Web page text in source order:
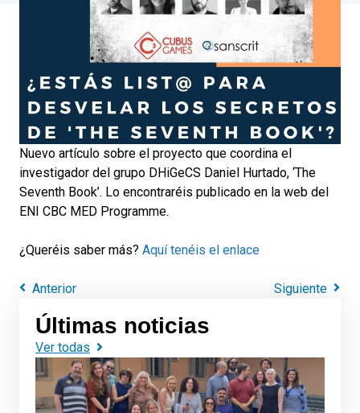
Nuevo artículo sobre el proyecto que coordina el
investigador del grupo DHiGeCS Daniel Hurtado, ‘The
Seventh Book’. Lo encontraréis publicado en la web del
ENI CBC MED Programme.
¿Queréis saber más? Aquí tenéis el enlace
Anterior Siguiente
Últimas noticias
Ver todas